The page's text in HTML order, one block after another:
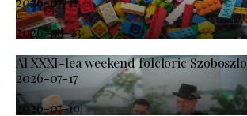
-
2026-08-23
Al XXXI-lea weekend folcloric Szoboszlo
2026-07-17
-
2026-07-19